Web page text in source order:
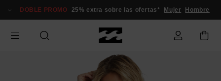
información
DOBLE PROMO 25% extra sobre las ofertas* Mujer Hombre